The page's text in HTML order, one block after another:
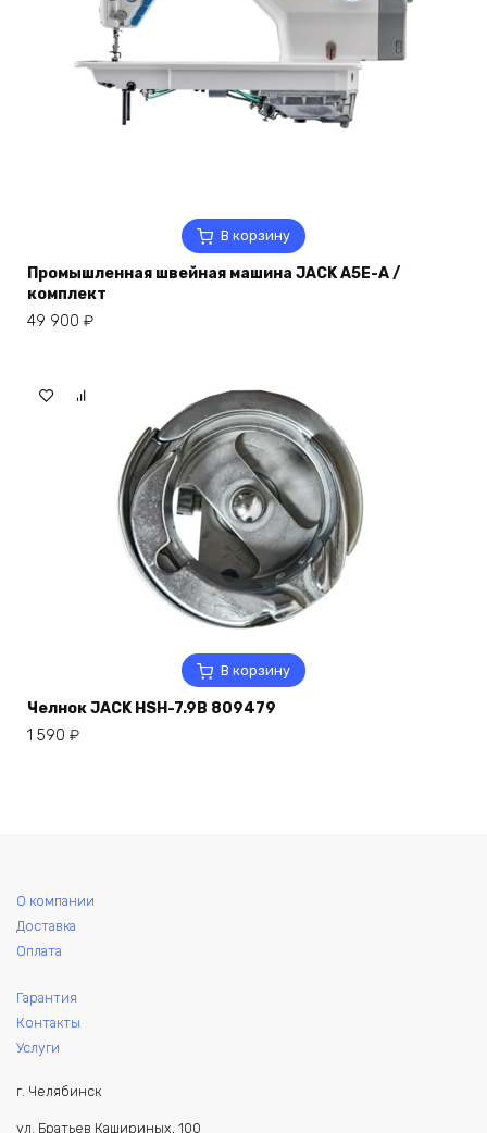
В корзину
Промышленная швейная машина JACK A5E-A /
комплект
49 900 ₽
В корзину
Челнок JACK HSH-7.9B 809479
1 590 ₽
О компании
Доставка
Оплата
Гарантия
Контакты
Услуги
г. Челябинск
ул. Братьев Кашириных, 100